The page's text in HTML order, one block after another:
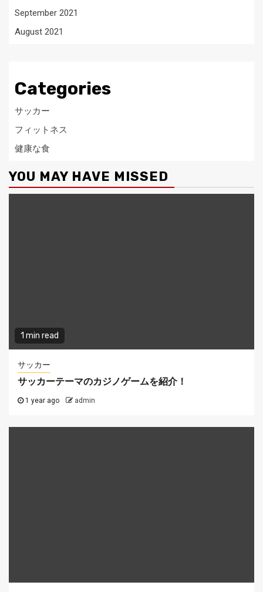
September 2021
August 2021
Categories
サッカー
フィットネス
健康な食
YOU MAY HAVE MISSED
1 min read
サッカー
サッカーテーマのカジノゲームを紹介！
1 year ago admin